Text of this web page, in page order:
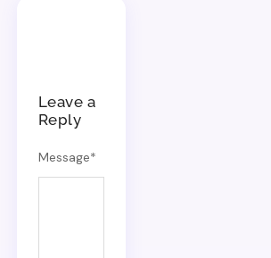
Leave a
Reply
Message*